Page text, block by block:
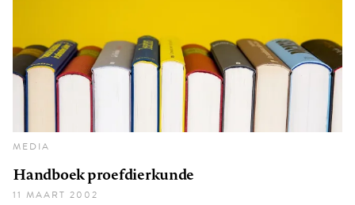
MEDIA
Handboek proefdierkunde
11 MAART 2002